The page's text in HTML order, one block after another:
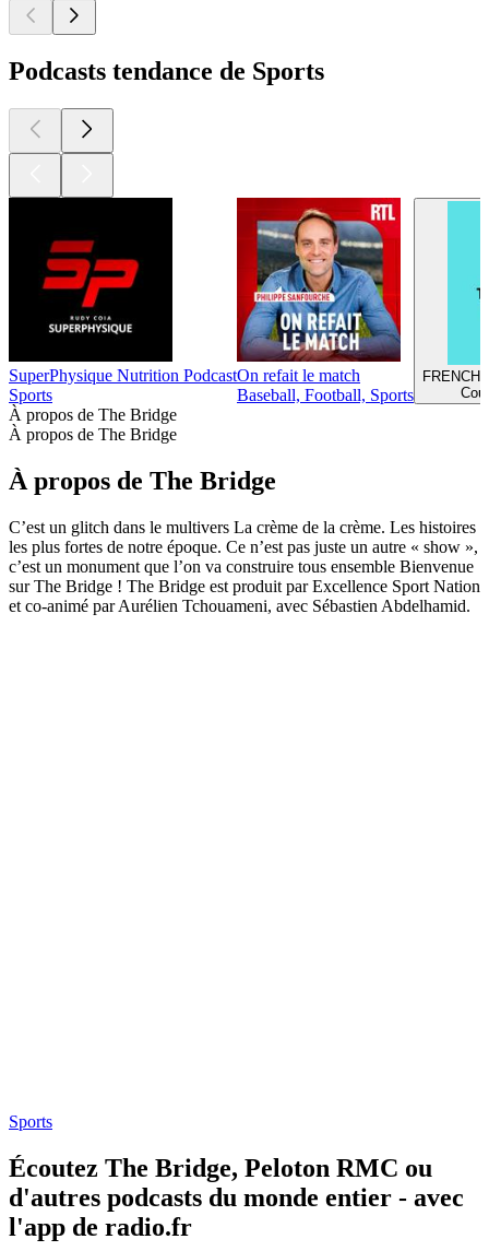
Podcasts tendance de Sports
SuperPhysique Nutrition Podcast
Sports
On refait le match
Baseball, Football, Sports
FRENCH
À propos de The Bridge
À propos de The Bridge
À propos de The Bridge
C’est un glitch dans le multivers La crème de la crème. Les histoires
les plus fortes de notre époque. Ce n’est pas juste un autre « show »,
c’est un monument que l’on va construire tous ensemble Bienvenue
sur The Bridge ! The Bridge est produit par Excellence Sport Nation
et co-animé par Aurélien Tchouameni, avec Sébastien Abdelhamid.
Sports
Écoutez The Bridge, Peloton RMC ou
d'autres podcasts du monde entier - avec
l'app de radio.fr